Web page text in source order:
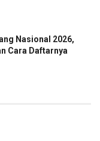
Nasional 2026,
Cara Daftarnya